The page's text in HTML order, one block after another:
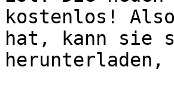
kostenlos!
hat, kann sie
herunterladen,